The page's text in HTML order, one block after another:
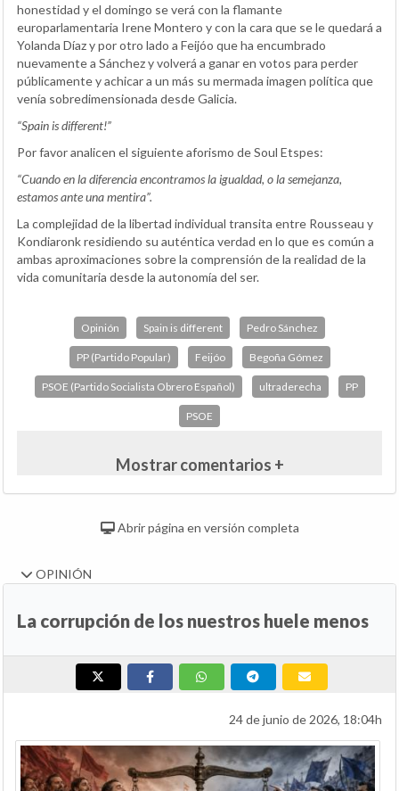
honestidad y el domingo se verá con la flamante
europarlamentaria Irene Montero y con la cara que se le quedará a
Yolanda Díaz y por otro lado a Feijóo que ha encumbrado
nuevamente a Sánchez y volverá a ganar en votos para perder
públicamente y achicar a un más su mermada imagen política que
venía sobredimensionada desde Galicia.
“Spain is different!”
Por favor analicen el siguiente aforismo de Soul Etspes:
“Cuando en la diferencia encontramos la igualdad, o la semejanza,
estamos ante una mentira”.
La complejidad de la libertad individual transita entre Rousseau y
Kondiaronk residiendo su auténtica verdad en lo que es común a
ambas aproximaciones sobre la comprensión de la realidad de la
vida comunitaria desde la autonomía del ser.
Opinión Spain is different Pedro Sánchez
PP (Partido Popular) Feijóo Begoña Gómez
PSOE (Partido Socialista Obrero Español) ultraderecha PP
PSOE
Mostrar comentarios +
Abrir página en versión completa
OPINIÓN
La corrupción de los nuestros huele menos
24 de junio de 2026, 18:04h